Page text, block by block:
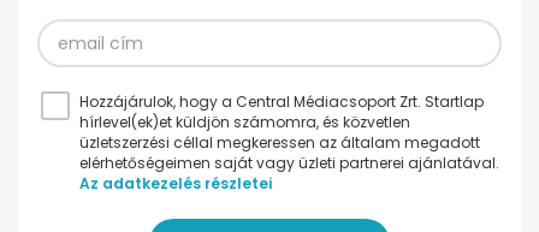
Hozzájárulok, hogy a Central Médiacsoport Zrt. Startlap
hírlevel(ek)et küldjön számomra, és közvetlen
üzletszerzési céllal megkeressen az általam megadott
elérhetőségeimen saját vagy üzleti partnerei ajánlatával.
Az adatkezelés részletei